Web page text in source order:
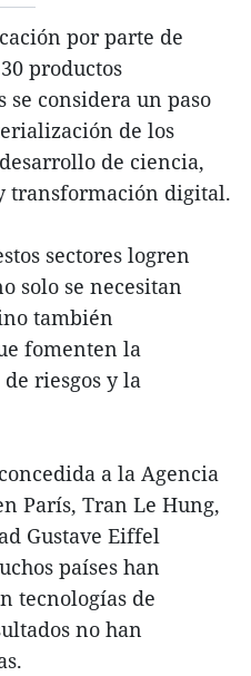
por parte de
productos
se considera un paso
de los
de ciencia,
transformación digital.
sectores logren
solo se necesitan
también
fomenten la
riesgos y la
a la Agencia
París, Tran Le Hung,
Gustave Eiffel
países han
tecnologías de
no han